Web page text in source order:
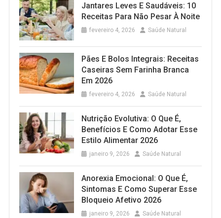
Jantares Leves E Saudáveis: 10
Receitas Para Não Pesar À Noite
fevereiro 4, 2026 Saúde Natural
Pães E Bolos Integrais: Receitas
Caseiras Sem Farinha Branca
Em 2026
fevereiro 4, 2026 Saúde Natural
Nutrição Evolutiva: O Que É,
Benefícios E Como Adotar Esse
Estilo Alimentar 2026
janeiro 9, 2026 Saúde Natural
Anorexia Emocional: O Que É,
Sintomas E Como Superar Esse
Bloqueio Afetivo 2026
janeiro 9, 2026 Saúde Natural